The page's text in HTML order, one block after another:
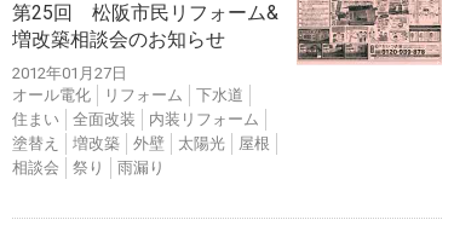
第25回 松阪市民リフォーム&
増改築相談会のお知らせ
2012年01月27日
オール電化
リフォーム
下水道
住まい
全面改装
内装リフォーム
塗替え
増改築 外壁 太陽光
屋根
相談会
祭り 雨漏り